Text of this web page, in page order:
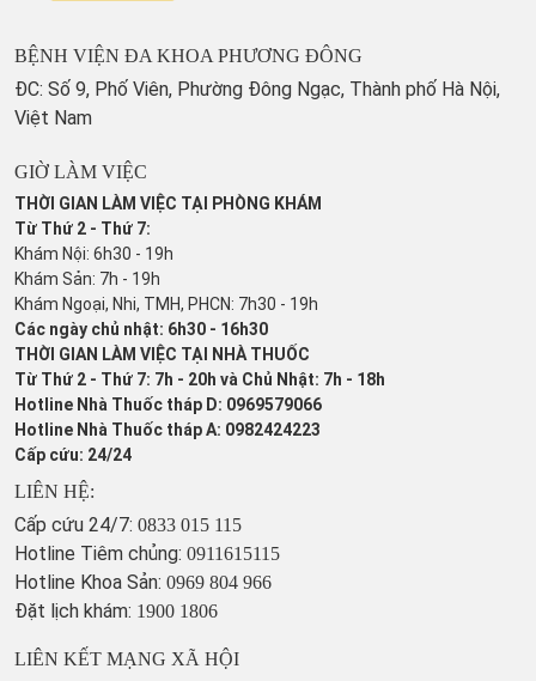
BỆNH VIỆN ĐA KHOA PHƯƠNG ĐÔNG
ĐC: Số 9, Phố Viên, Phường Đông Ngạc, Thành phố Hà Nội,
Việt Nam
GIỜ LÀM VIỆC
THỜI GIAN LÀM VIỆC TẠI PHÒNG KHÁM
Từ Thứ 2 - Thứ 7:
Khám Nội: 6h30 - 19h
Khám Sản: 7h - 19h
Khám Ngoại, Nhi, TMH, PHCN: 7h30 - 19h
Các ngày chủ nhật: 6h30 - 16h30
THỜI GIAN LÀM VIỆC TẠI NHÀ THUỐC
Từ Thứ 2 - Thứ 7: 7h - 20h và Chủ Nhật: 7h - 18h
Hotline Nhà Thuốc tháp D: 0969579066
Hotline Nhà Thuốc tháp A: 0982424223
Cấp cứu: 24/24
LIÊN HỆ:
Cấp cứu 24/7: 0833 015 115
Hotline Tiêm chủng: 0911615115
Hotline Khoa Sản: 0969 804 966
Đặt lịch khám: 1900 1806
LIÊN KẾT MẠNG XÃ HỘI